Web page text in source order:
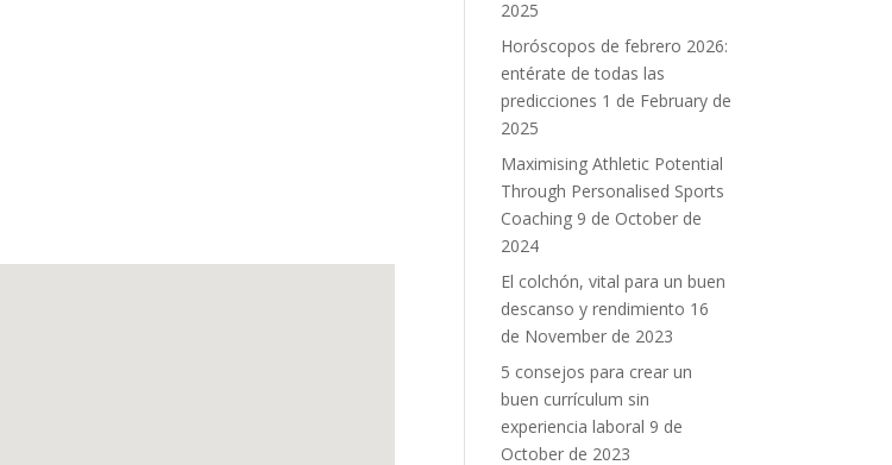
2025
Horóscopos de febrero 2026:
entérate de todas las
predicciones 1 de February de
2025
Maximising Athletic Potential
Through Personalised Sports
Coaching 9 de October de
2024
El colchón, vital para un buen
descanso y rendimiento 16
de November de 2023
5 consejos para crear un
buen currículum sin
experiencia laboral 9 de
October de 2023